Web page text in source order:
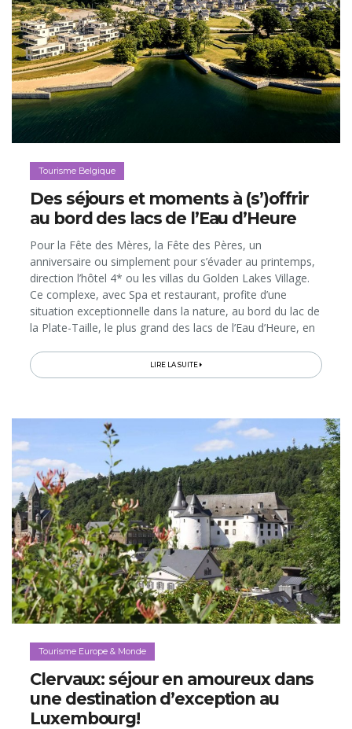
Tourisme Belgique
Des séjours et moments à (s’)offrir
au bord des lacs de l’Eau d’Heure
Pour la Fête des Mères, la Fête des Pères, un
anniversaire ou simplement pour s’évader au printemps,
direction l’hôtel 4* ou les villas du Golden Lakes Village.
Ce complexe, avec Spa et restaurant, profite d’une
situation exceptionnelle dans la nature, au bord du lac de
la Plate-Taille, le plus grand des lacs de l’Eau d’Heure, en
séjours...
LIRE LA SUITE
Tourisme Europe & Monde
Clervaux: séjour en amoureux dans
une destination d’exception au
Luxembourg!